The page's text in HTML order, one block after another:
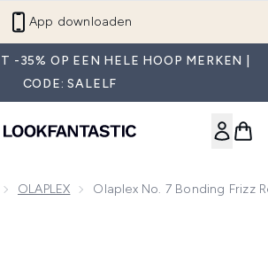
App downloaden
-35% OP EEN HELE HOOP MERKEN |
CODE: SALELF
OLAPLEX Olaplex No. 7 Bonding Frizz